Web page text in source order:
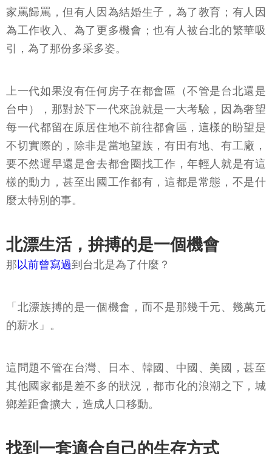
家罵歸罵，但有人因為結婚生子，為了教育；有人因
為工作收入、為了更多機會；也有人被台北的繁華吸
引，為了那份多采多姿。
上一代如果沒有任何房子在都會區（不管是台北還是
台中），那對於下一代來說就是一大考驗，因為奢望
每一代都留在原居住地不前往都會區，這樣的盼望是
不切實際的，除非是當地望族，有田有地、有工廠，
要不然遲早還是會去都會圈找工作，年輕人就是有這
樣的動力，甚至出國工作都有，這都是常態，不是什
麼太特別的事。
北漂生活，拚搏的是一個機會
那以前曾寫過到台北是為了什麼？
「北漂族搏的是一個機會，而不是那幾千元、幾萬元
的薪水」。
這問題不管在台灣、日本、韓國、中國、美國，甚至
其他國家都是差不多的狀況，都市化的浪潮之下，城
鄉差距會擴大，造成人口移動。
找到一套適合自己的生存方式